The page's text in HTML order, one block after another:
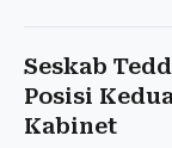
Seskab
Posisi
Kabinet